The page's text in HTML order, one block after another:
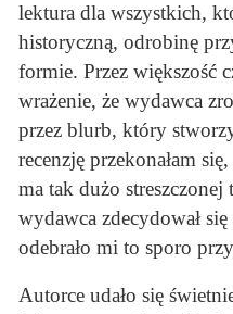
lektura dla wszystkich,
historyczną, odrobinę
formie. Przez większość
wrażenie, że wydawca
przez blurb, który
recenzję przekonałam
ma tak dużo streszczonej
wydawca zdecydował
odebrało mi to sporo
Autorce udało się